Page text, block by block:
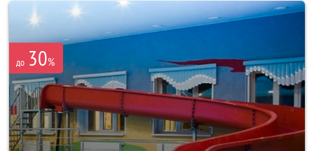
до 30%